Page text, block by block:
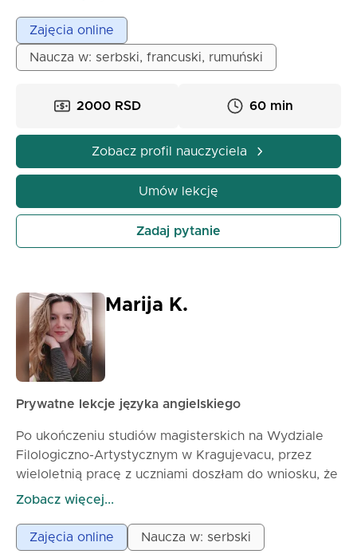
każdym wieku – od licealistów po dorosłych –
zarówno online, jak i na zajęciach stacjonarnych.
Moje lekcje są interaktywne, dostosowane do
gramatyczne, zadania kreatywne oraz materiały
praktyczne użycie języka i rozwijanie pewności
siebie w mowie. Podczas zajęć uczniowie będą:
Poprawiać zrozumienie i mówienie w języku
Zdobywać umiejętności samodzielnej nauki i
komunikacji Rozwijać pewność siebie w używaniu
języka w realnych sytuacjach Zapoznawać się z
Zajęcia online
Naucza w: serbski, francuski, rumuński
2000 RSD 60 min
Zobacz profil nauczyciela
Umów lekcję
Zadaj pytanie
Marija K.
Prywatne lekcje języka angielskiego
Po ukończeniu studiów magisterskich na Wydziale
Filologiczno-Artystycznym w Kragujevacu, przez
wieloletnią pracę z uczniami doszłam do wniosku, że
język angielski najlepiej uczy się poprzez
dobre tematy, o których możemy swobodnie
porozmawiać i w ten sposób budować wszystkie
Zobacz więcej...
Zajęcia online Naucza w: serbski